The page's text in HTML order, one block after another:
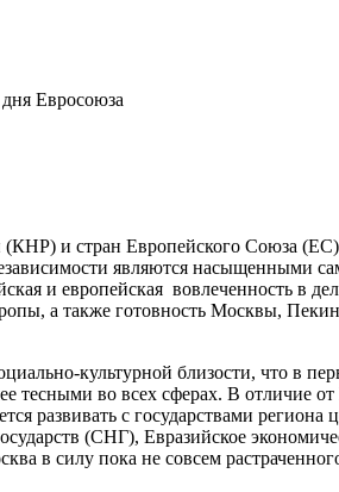
Евросоюза
и стран Европейского Союза
являются насыщенными
и европейская вовлеченность в
а также готовность Москвы,
культурной близости, что в
во всех сферах. В отличие от
развивать с государствами
(СНГ), Евразийское
в силу пока не совсем